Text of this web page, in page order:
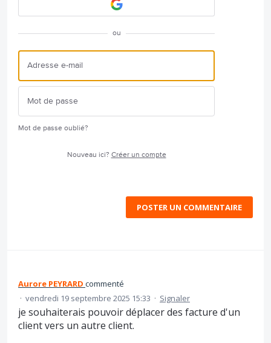
ou
Mot de passe oublié?
Nouveau ici? Créer un compte
POSTER UN COMMENTAIRE
Aurore PEYRARD commenté
· vendredi 19 septembre 2025 15:33 · Signaler
je souhaiterais pouvoir déplacer des facture d'un
client vers un autre client.